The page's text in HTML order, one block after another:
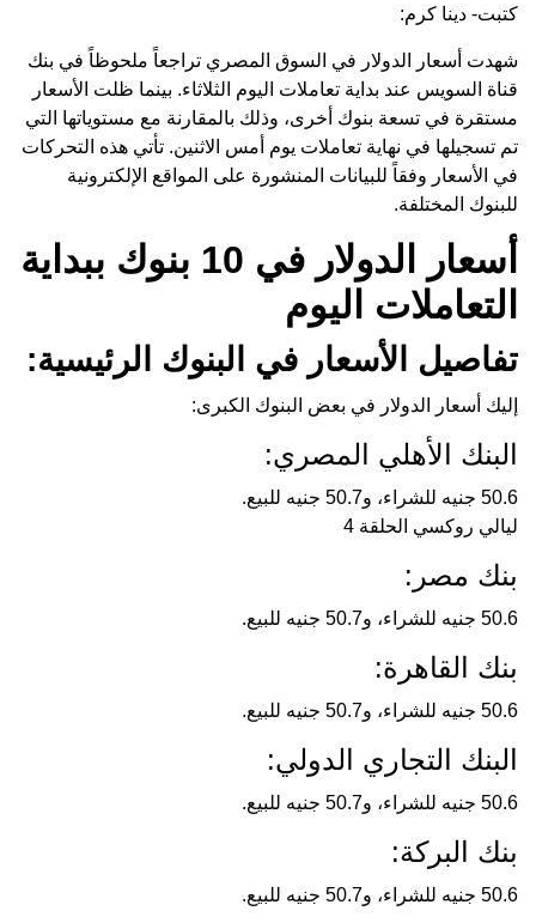
كتبت- دينا كرم:
شهدت أسعار الدولار في السوق المصري تراجعاً ملحوظاً في بنك
قناة السويس عند بداية تعاملات اليوم الثلاثاء. بينما ظلت الأسعار
مستقرة في تسعة بنوك أخرى، وذلك بالمقارنة مع مستوياتها التي
تم تسجيلها في نهاية تعاملات يوم أمس الاثنين. تأتي هذه التحركات
في الأسعار وفقاً للبيانات المنشورة على المواقع الإلكترونية
للبنوك المختلفة.
أسعار الدولار في 10 بنوك ببداية
التعاملات اليوم
تفاصيل الأسعار في البنوك الرئيسية:
إليك أسعار الدولار في بعض البنوك الكبرى:
البنك الأهلي المصري:
50.6 جنيه للشراء، و50.7 جنيه للبيع.
ليالي روكسي الحلقة 4
بنك مصر:
50.6 جنيه للشراء، و50.7 جنيه للبيع.
بنك القاهرة:
50.6 جنيه للشراء، و50.7 جنيه للبيع.
البنك التجاري الدولي:
50.6 جنيه للشراء، و50.7 جنيه للبيع.
بنك البركة:
50.6 جنيه للشراء، و50.7 جنيه للبيع.